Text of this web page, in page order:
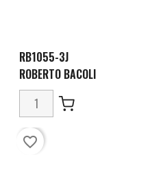
RB1055-3J
ROBERTO BACOLI
favorite_border